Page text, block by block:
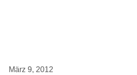
März 9, 2012